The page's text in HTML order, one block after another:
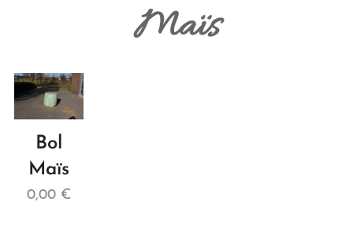
Maïs
Bol
Maïs
0,00 €